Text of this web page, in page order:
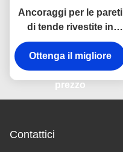
Ancoraggi per le pareti
di tende rivestite in
polvere Leghe di
alluminio Materiali da
costruzione per
ancoraggi a 90 gradi
Ottenga il migliore
prezzo
Contattici